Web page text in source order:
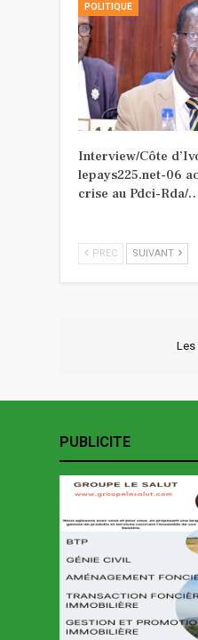
POLITIQUE
Interview/Côte
lepays225.net-06
crise au Pdci-Rda/
PREC SUIVANT
Les
PUBLICITE